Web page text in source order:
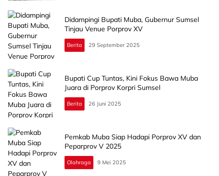
Didampingi Bupati Muba, Gubernur Sumsel
Tinjau Venue Porprov XV
Berita 29 September 2025
Bupati Cup Tuntas, Kini Fokus Bawa Muba
Juara di Porprov Korpri Sumsel
Berita 26 Juni 2025
Pemkab Muba Siap Hadapi Porprov XV dan
Peparprov V 2025
Olahraga 9 Mei 2025